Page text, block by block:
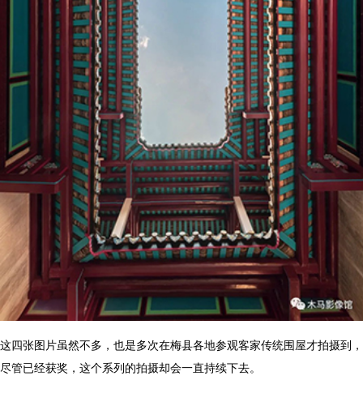
这四张图片虽然不多，也是多次在梅县各地参观客家传统围屋才拍摄到，
尽管已经获奖，这个系列的拍摄却会一直持续下去。